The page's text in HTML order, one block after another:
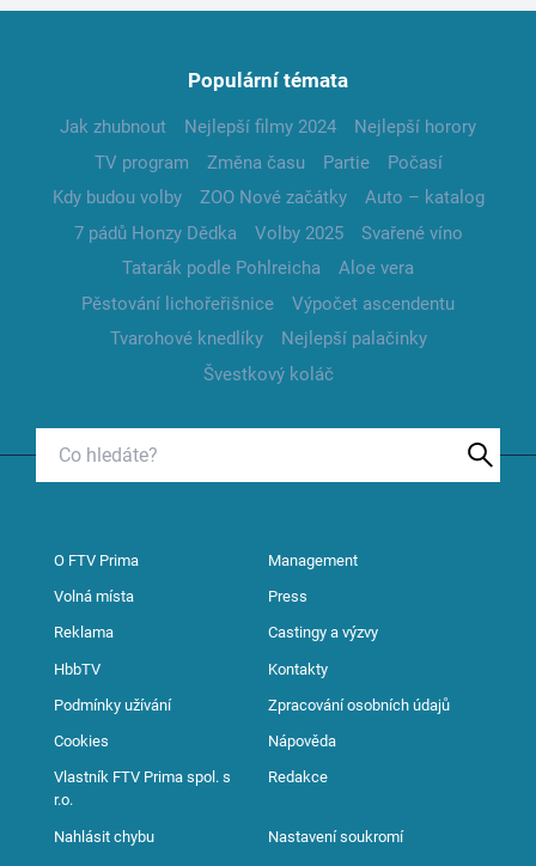
Populární témata
Jak zhubnout Nejlepší filmy 2024
Nejlepší horory
TV program
Změna času Partie
Počasí
Kdy budou volby
ZOO Nové začátky
Auto – katalog
7 pádů Honzy Dědka
Volby 2025
Svařené víno
Tatarák podle Pohlreicha
Aloe vera
Pěstování lichořeřišnice
Výpočet ascendentu
Tvarohové knedlíky
Nejlepší palačinky
Švestkový koláč
O FTV Prima Management
Volná místa Press
Reklama Castingy a výzvy
HbbTV Kontakty
Podmínky užívání Zpracování osobních údajů
Cookies Nápověda
Vlastník FTV Prima spol. s
r.o.
Redakce
Nahlásit chybu Nastavení soukromí